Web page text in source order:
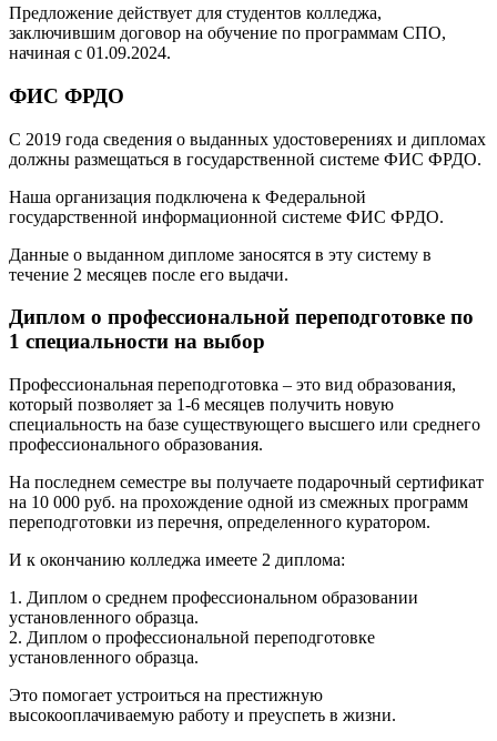
Предложение действует для студентов колледжа,
заключившим договор на обучение по программам СПО,
начиная с 01.09.2024.
ФИС ФРДО
С 2019 года сведения о выданных удостоверениях и дипломах
должны размещаться в государственной системе ФИС ФРДО.
Наша организация подключена к Федеральной
государственной информационной системе ФИС ФРДО.
Данные о выданном дипломе заносятся в эту систему в
течение 2 месяцев после его выдачи.
Диплом о профессиональной переподготовке по
1 специальности на выбор
Профессиональная переподготовка – это вид образования,
который позволяет за 1-6 месяцев получить новую
специальность на базе существующего высшего или среднего
профессионального образования.
На последнем семестре вы получаете подарочный сертификат
на 10 000 руб. на прохождение одной из смежных программ
переподготовки из перечня, определенного куратором.
И к окончанию колледжа имеете 2 диплома:
1. Диплом о среднем профессиональном образовании
установленного образца.
2. Диплом о профессиональной переподготовке
установленного образца.
Это помогает устроиться на престижную
высокооплачиваемую работу и преуспеть в жизни.